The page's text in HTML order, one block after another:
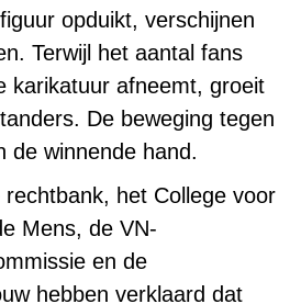
opduikt, verschijnen
Terwijl het aantal fans
karikatuur afneemt, groeit
De beweging tegen
de winnende hand.
het College voor
Mens, de VN-
en de
hebben verklaard dat